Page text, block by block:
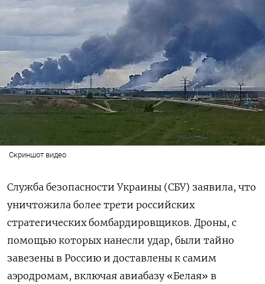
Скриншот видео
Служба безопасности Украины (СБУ) заявила, что
уничтожила более трети российских
стратегических бомбардировщиков. Дроны, с
помощью которых нанесли удар, были тайно
завезены в Россию и доставлены к самим
аэродромам, включая авиабазу «Белая» в